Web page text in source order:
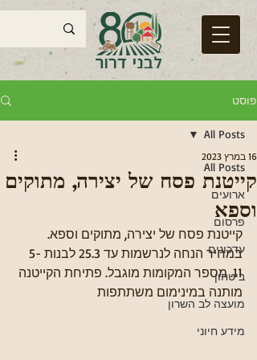
פוסט
All Posts
ארועים
פרסום
עדכונים
ביטחון
מועצה לב השרון
מידע חיוני
All Posts
קייטנת פסח של יצירה, מתוקים
וספא
16 במרץ 2023
קייטנת פסח של יצירה, מתוקים וספא.
במחיר הנחה לנרשמות עד 25.3 לבנות 5-
11. מספר המקומות מוגבל. פתיחת הקייטנה
מותנה במינימום משתתפות